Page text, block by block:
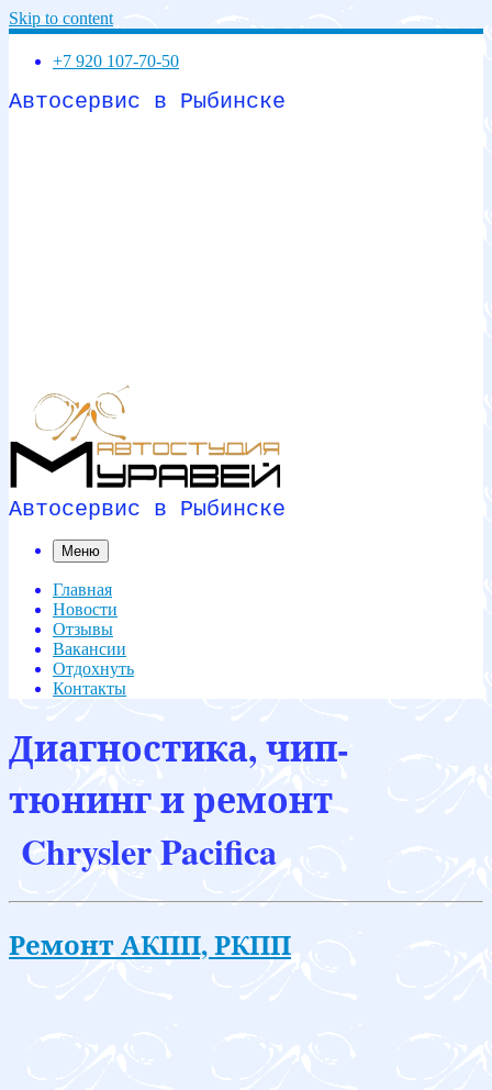
Skip to content
+7 920 107-70-50
Автосервис в Рыбинске
Автосервис в Рыбинске
Меню
Главная
Новости
Отзывы
Вакансии
Отдохнуть
Контакты
Диагностика, чип-
тюнинг и ремонт
Chrysler Pacifica
Ремонт АКПП, РКПП